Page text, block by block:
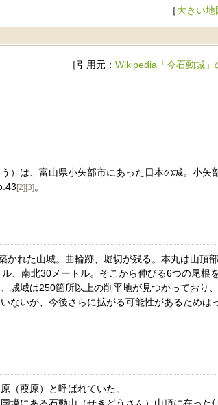
［大きい地
［引用元： Wikipedia「今石動城」
）は、富山県小矢部市にあった日本の城。小矢
[2] [3]。
かれた山城。曲輪跡、堀切が残る。本丸は山頂
、南北30メートル。そこから伸びる6つの尾根
城域は250箇所以上の削平地が見つかっており
ないが、今後さらに拡がる可能性があるためは
（葭原）と呼ばれていた。